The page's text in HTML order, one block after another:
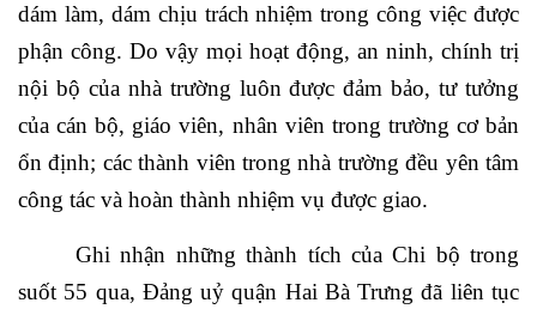
dám làm, dám chịu trách nhiệm trong công việc được
phận công. Do vậy mọi hoạt động, an ninh, chính trị
nội bộ của nhà trường luôn được đảm bảo, tư tưởng
của cán bộ, giáo viên, nhân viên trong trường cơ bản
ổn định; các thành viên trong nhà trường đều yên tâm
công tác và hoàn thành nhiệm vụ được giao.
Ghi nhận những thành tích của Chi bộ trong
suốt 55 qua, Đảng uỷ quận Hai Bà Trưng đã liên tục